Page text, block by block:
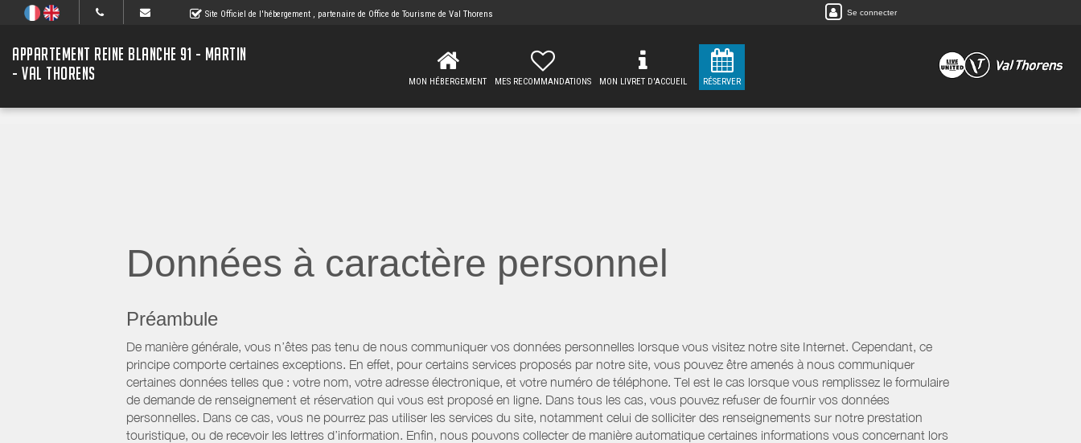
Site Officiel de l'hébergement , partenaire de Office de Tourisme de Val Thorens Se connecter
APPARTEMENT REINE BLANCHE 91 - MARTIN
- VAL THORENS
MON HÉBERGEMENT MES RECOMMANDATIONS MON LIVRET D'ACCUEIL RÉSERVER
Données à caractère personnel
Préambule
De manière générale, vous n’êtes pas tenu de nous communiquer vos données personnelles lorsque vous visitez notre site Internet. Cependant, ce
principe comporte certaines exceptions. En effet, pour certains services proposés par notre site, vous pouvez être amenés à nous communiquer
certaines données telles que : votre nom, votre adresse électronique, et votre numéro de téléphone. Tel est le cas lorsque vous remplissez le formulaire
de demande de renseignement et réservation qui vous est proposé en ligne. Dans tous les cas, vous pouvez refuser de fournir vos données
personnelles. Dans ce cas, vous ne pourrez pas utiliser les services du site, notamment celui de solliciter des renseignements sur notre prestation
touristique, ou de recevoir les lettres d’information. Enfin, nous pouvons collecter de manière automatique certaines informations vous concernant lors